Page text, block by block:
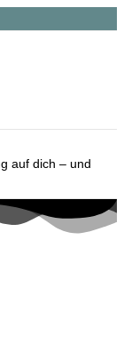
auf dich – und